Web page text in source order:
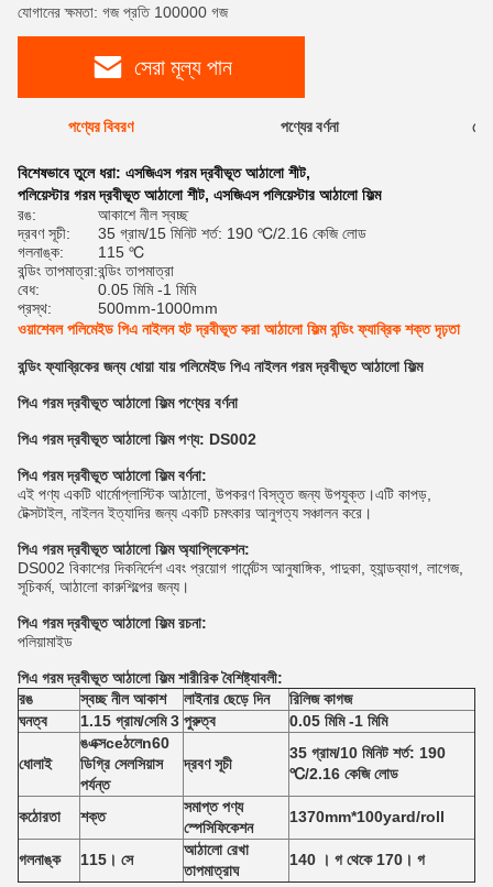
যোগানের ক্ষমতা: গজ প্রতি 100000 গজ
সেরা মূল্য পান
পণ্যের বিবরণ পণ্যের বর্ণনা
বিশেষভাবে তুলে ধরা: এসজিএস গরম দ্রবীভূত আঠালো শীট,
পলিয়েস্টার গরম দ্রবীভূত আঠালো শীট, এসজিএস পলিয়েস্টার আঠালো ফিল্ম
রঙ:
আকাশে নীল স্বচ্ছ
দ্রবণ সূচী:
35 গ্রাম/15 মিনিট শর্ত: 190 ℃/2.16 কেজি লোড
গলনাঙ্ক:
115 ℃
বন্ডিং তাপমাত্রা:বন্ডিং তাপমাত্রা
বেধ:
0.05 মিমি -1 মিমি
প্রস্থ:
500mm-1000mm
ওয়াশেবল পলিমেইড পিএ নাইলন হট দ্রবীভূত করা আঠালো ফিল্ম বন্ডিং ফ্যাব্রিক শক্ত দৃঢ়তা
বন্ডিং ফ্যাব্রিকের জন্য ধোয়া যায় পলিমেইড পিএ নাইলন গরম দ্রবীভূত আঠালো ফিল্ম
পিএ গরম দ্রবীভূত আঠালো ফিল্মপণ্যের বর্ণনা
পিএ গরম দ্রবীভূত আঠালো ফিল্ম পণ্য: DS002
পিএ গরম দ্রবীভূত আঠালো ফিল্ম বর্ণনা:
এই পণ্য একটি থার্মোপ্লাস্টিক আঠালো, উপকরণ বিস্তৃত জন্য উপযুক্ত।এটি কাপড়,
টেক্সটাইল, নাইলন ইত্যাদির জন্য একটি চমৎকার আনুগত্য সঞ্চালন করে।
পিএ গরম দ্রবীভূত আঠালো ফিল্ম অ্যাপ্লিকেশন:
DS002 বিকাশের দিকনির্দেশ এবং প্রয়োগ গার্মেন্টস আনুষাঙ্গিক, পাদুকা, হ্যান্ডব্যাগ, লাগেজ,
সূচিকর্ম, আঠালো কারুশিল্পের জন্য।
পিএ গরম দ্রবীভূত আঠালো ফিল্ম রচনা:
পলিয়ামাইড
পিএ গরম দ্রবীভূত আঠালো ফিল্মশারীরিক বৈশিষ্ট্যাবলী:
রঙ
স্বচ্ছ নীল আকাশ লাইনার ছেড়ে দিন
রিলিজ কাগজ
ঘনত্ব
1.15 গ্রাম/সেমি 3 পুরুত্ব 0.05 মিমি -1 মিমি
ধোলাই
ঙএক্সceঠলেn60
ডিগ্রি সেলসিয়াস
পর্যন্ত
দ্রবণ সূচী
35 গ্রাম/10 মিনিট শর্ত: 190
℃/2.16 কেজি লোড
কঠোরতা শক্ত
সমাপ্ত পণ্য
স্পেসিফিকেশন
1370mm*100yard/roll
গলনাঙ্ক 115। সে
আঠালো রেখা
তাপমাত্রাঘ
140 । গথেকে 170 । গ